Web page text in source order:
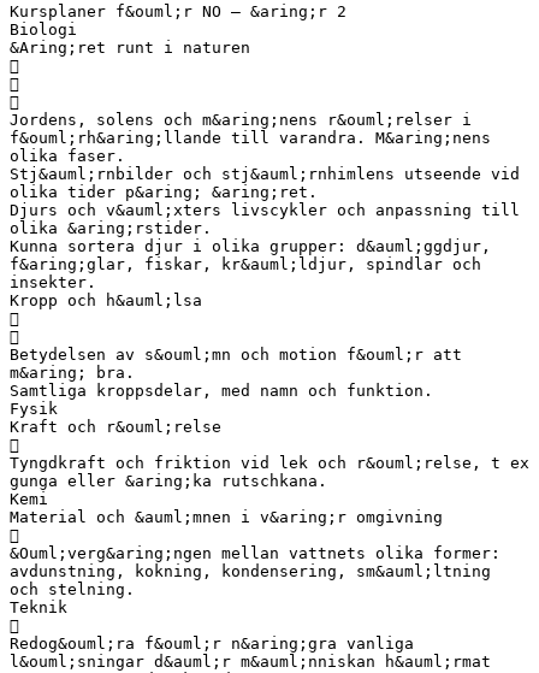
Kursplaner f&ouml;r NO – &aring;r 2
Biologi
&Aring;ret runt i naturen



Jordens, solens och m&aring;nens r&ouml;relser i
f&ouml;rh&aring;llande till varandra. M&aring;nens
olika faser.
Stj&auml;rnbilder och stj&auml;rnhimlens utseende vid
olika tider p&aring; &aring;ret.
Djurs och v&auml;xters livscykler och anpassning till
olika &aring;rstider.
Kunna sortera djur i olika grupper: d&auml;ggdjur,
f&aring;glar, fiskar, kr&auml;ldjur, spindlar och
insekter.
Kropp och h&auml;lsa


Betydelsen av s&ouml;mn och motion f&ouml;r att
m&aring; bra.
Samtliga kroppsdelar, med namn och funktion.
Fysik
Kraft och r&ouml;relse

Tyngdkraft och friktion vid lek och r&ouml;relse, t ex
gunga eller &aring;ka rutschkana.
Kemi
Material och &auml;mnen i v&aring;r omgivning

&Ouml;verg&aring;ngen mellan vattnets olika former:
avdunstning, kokning, kondensering, sm&auml;ltning
och stelning.
Teknik

Redog&ouml;ra f&ouml;r n&aring;gra vanliga
l&ouml;sningar d&auml;r m&auml;nniskan h&auml;rmat